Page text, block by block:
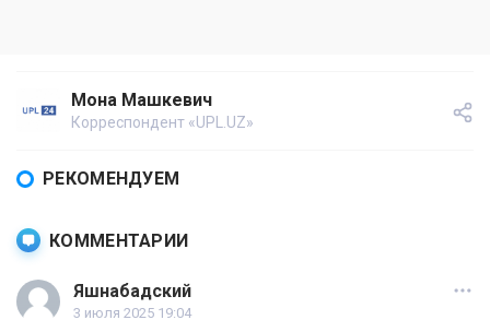
Мона Машкевич
Корреспондент «UPL.UZ»
РЕКОМЕНДУЕМ
КОММЕНТАРИИ
Яшнабадский
3 июля 2025 19:04